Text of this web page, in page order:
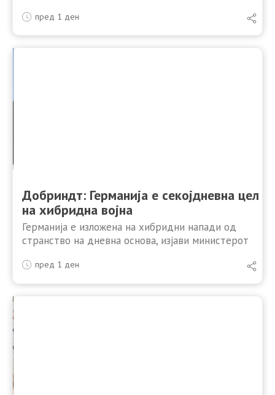
неговиот син Хантер Бајден во интервју за Би-
Би-Си. „Ракот се проширил, …
пред 1 ден
Добриндт: Германија е секојдневна цел
на хибридна војна
Германија е изложена на хибридни напади од
странство на дневна основа, изјави министерот
сомнителниот напад со беспилотно летало
наполнето со експлозив на аеродромот Лајпциг/
пред 1 ден